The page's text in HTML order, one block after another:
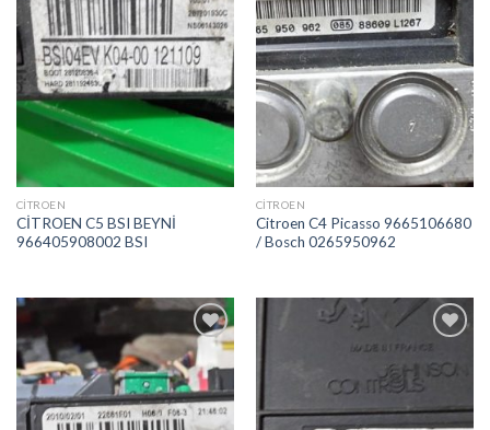
İstek
Listeme
Ekle
CITROEN
CİTROEN C5 BSI BEYNİ
966405908002 BSI
İstek
Listeme
Ekle
CITROEN
Citroen C4 Picasso 9665106680
/ Bosch 0265950962
İstek
Listeme
Listeme
Ekle